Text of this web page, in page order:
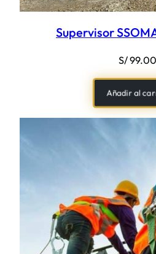
Supervisor
S/99.00
Añadir al